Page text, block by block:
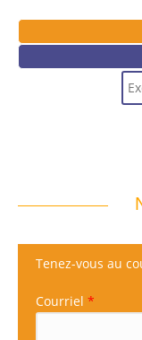
Tenez-vous au
Courriel *